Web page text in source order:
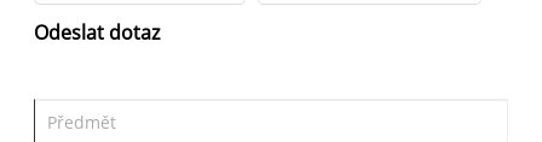
Odeslat dotaz